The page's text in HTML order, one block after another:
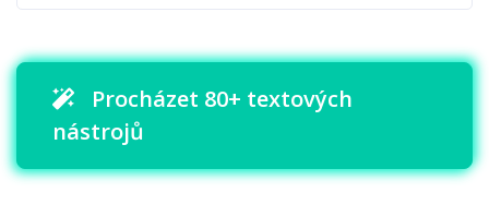
Procházet 80+ textových
nástrojů